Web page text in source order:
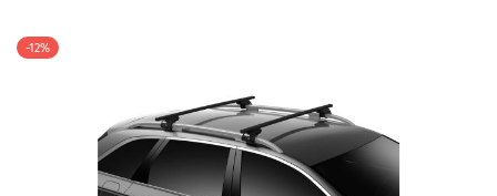
-12%